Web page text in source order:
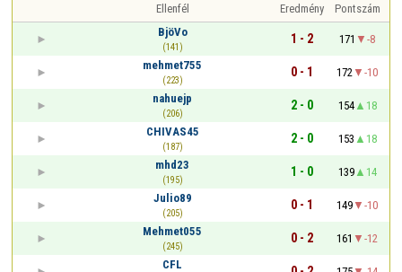
Ellenfél Eredmény
Pontszám
BjöVo
(141)
1 - 2 171
-8
mehmet755
(223)
0 - 1 172
-10
nahuejp
(206)
2 - 0 154
18
CHIVAS45
(187)
2 - 0 153
18
mhd23
(195)
1 - 0 139
14
Julio89
(205)
0 - 1 149
-10
Mehmet055
(245)
0 - 2 161
-12
CFL